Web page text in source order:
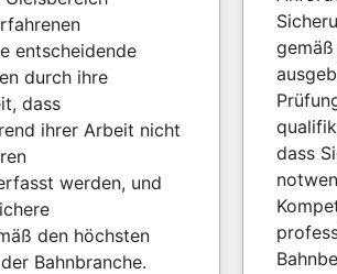
entscheidende
durch ihre
dass
ihrer Arbeit nicht
werden, und
den höchsten
Bahnbranche.
dass